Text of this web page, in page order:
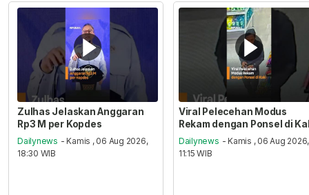
Zulhas Jelaskan Anggaran
Rp3 M per Kopdes
Dailynews - Kamis , 06 Aug 2026,
18:30 WIB
Viral Pelecehan Modus
Rekam dengan Ponsel di
Dailynews - Kamis , 06 Aug 2026,
11:15 WIB